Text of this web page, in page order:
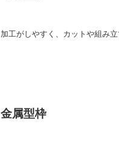
加工がしやすく、カットや組み
金属型枠